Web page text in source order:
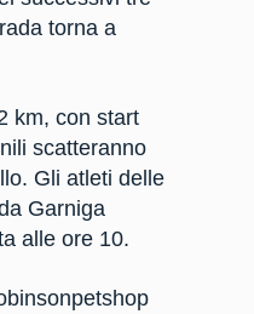
torna a
km, con start
scatteranno
Gli atleti delle
Garniga
alle ore 10.